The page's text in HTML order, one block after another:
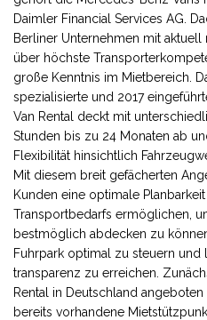
Daimler Financial Services AG.
Berliner Unternehmen mit
über höchste
große Kenntnis im Mietbereich.
spezialisierte und 2017
Van Rental deckt mit
Stunden bis zu 24 Monaten ab
Flexibilität hinsichtlich
Mit diesem breit gefächerten
Kunden eine optimale
Transportbedarfs ermöglichen,
bestmöglich abdecken zu
Fuhrpark optimal zu steuern
transparenz zu erreichen.
Rental in Deutschland
bereits vorhandene